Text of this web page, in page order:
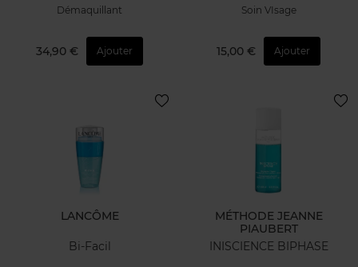
Démaquillant
34,90 € Ajouter
Soin VIsage
15,00 € Ajouter
LANCÔME
Bi-Facil
MÉTHODE JEANNE
PIAUBERT
INISCIENCE BIPHASE